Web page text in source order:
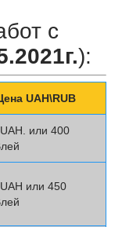
с
):
UAH\RUB
или 400
или 450